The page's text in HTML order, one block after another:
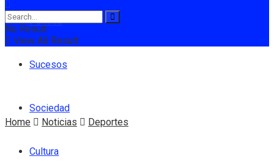
Política
Sucesos
Sociedad
Cultura
No Result
View All Result
Home Noticias Deportes